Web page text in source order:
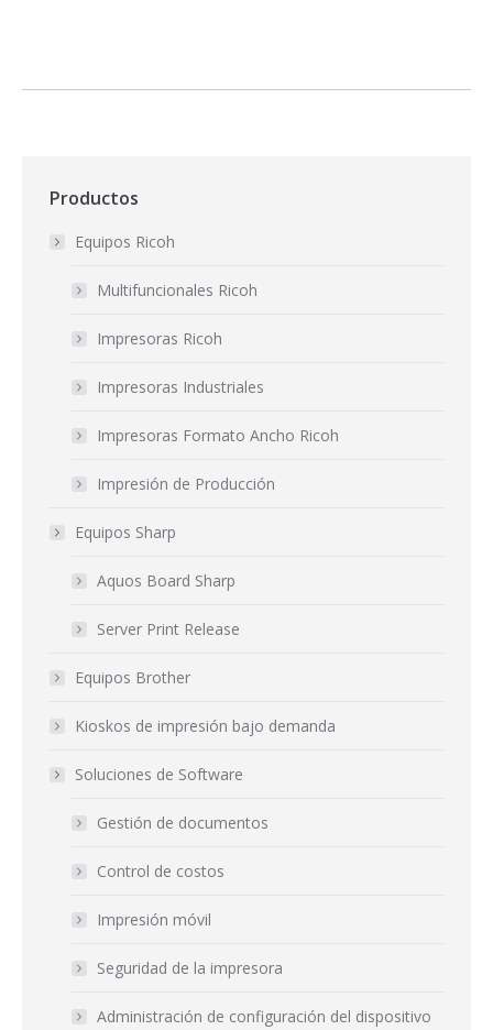
Productos
Equipos Ricoh
Multifuncionales Ricoh
Impresoras Ricoh
Impresoras Industriales
Impresoras Formato Ancho Ricoh
Impresión de Producción
Equipos Sharp
Aquos Board Sharp
Server Print Release
Equipos Brother
Kioskos de impresión bajo demanda
Soluciones de Software
Gestión de documentos
Control de costos
Impresión móvil
Seguridad de la impresora
Administración de configuración del dispositivo